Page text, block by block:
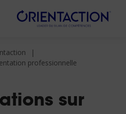
professionnelle
sur